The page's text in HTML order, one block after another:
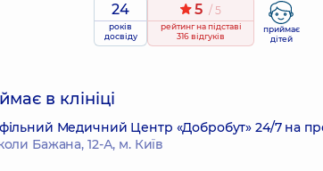
24
років
досвіду
5 / 5
рейтингна підставі
316 відгуків
приймає
дітей
в клініці
Медичний Центр «Добробут» 24/7 на
Бажана, 12-А, м. Київ